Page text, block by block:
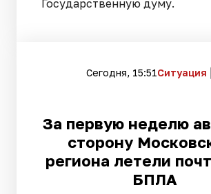
Государственную думу.
Сегодня, 15:51Ситуация
За первую неделю
сторону
региона летели
БПЛА